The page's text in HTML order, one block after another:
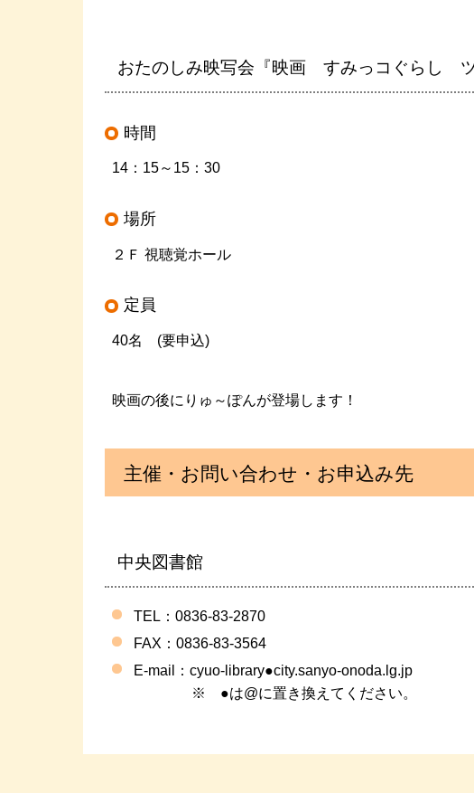
おたのしみ映写会『映画 すみっコぐらし
時間
14：15～15：30
場所
２Ｆ 視聴覚ホール
定員
40名 (要申込)
映画の後にりゅ～ぽんが登場します！
主催・お問い合わせ・お申込み先
中央図書館
TEL：0836-83-2870
FAX ：0836-83-3564
E-mail： cyuo-library●city.sanyo-onoda.lg.jp
※ ●は@に置き換えてください。